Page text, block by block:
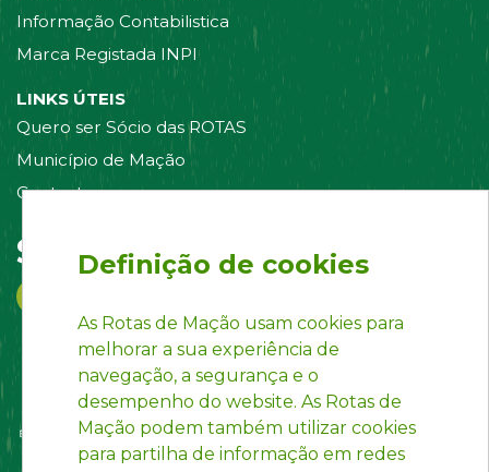
Informação Contabilistica
Marca Registada INPI
LINKS ÚTEIS
Quero ser Sócio das ROTAS
Município de Mação
Contacte-nos
Siga-nos em:
Definição de cookies
As Rotas de Mação usam cookies para
melhorar a sua experiência de
navegação, a segurança e o
desempenho do website. As Rotas de
Mação podem também utilizar cookies
para partilha de informação em redes